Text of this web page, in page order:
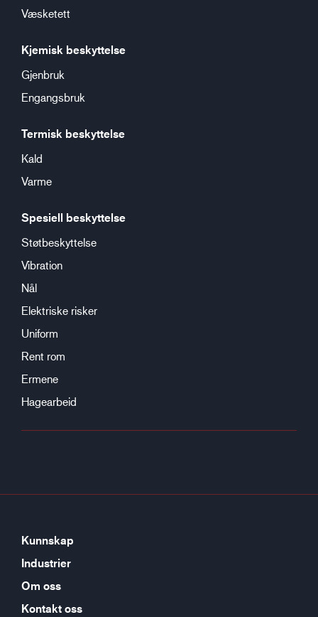
Væsketett
Kjemisk beskyttelse
Gjenbruk
Engangsbruk
Termisk beskyttelse
Kald
Varme
Spesiell beskyttelse
Støtbeskyttelse
Vibration
Nål
Elektriske risker
Uniform
Rent rom
Ermene
Hagearbeid
Kunnskap
Industrier
Om oss
Kontakt oss